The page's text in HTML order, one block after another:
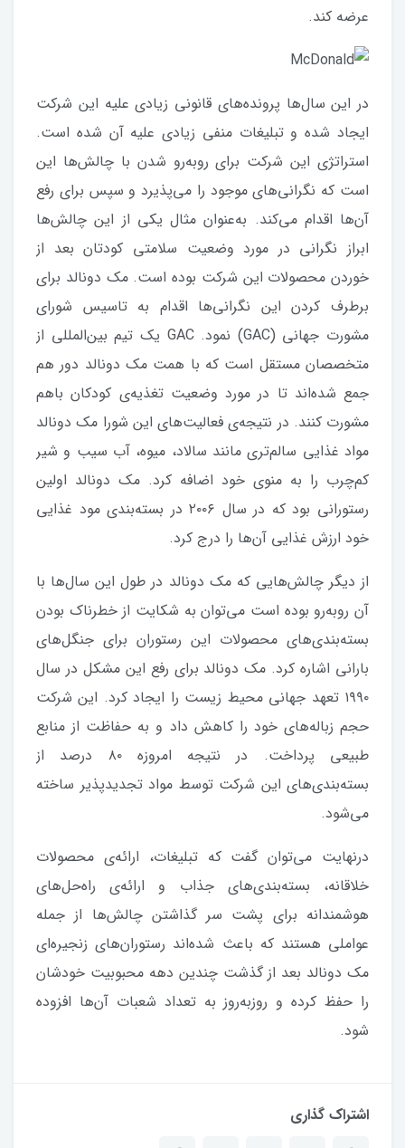
عرضه کند.
در این سال‌ها پرونده‌های قانونی زیادی علیه این شرکت
ایجاد شده و تبلیغات منفی زیادی علیه آن شده است.
استراتژی این شرکت برای روبه‌رو شدن با چالش‌ها این
است که نگرانی‌های موجود را می‌پذیرد و سپس برای رفع
آن‌ها اقدام می‌کند. به‌عنوان مثال یکی از این چالش‌ها
ابراز نگرانی در مورد وضعیت سلامتی کودتان بعد از
خوردن محصولات این شرکت بوده است. مک دونالد برای
برطرف کردن این نگرانی‌ها اقدام به تاسیس شورای
مشورت جهانی (GAC) نمود. GAC یک تیم بین‌المللی از
متخصصان مستقل است که با همت مک دونالد دور هم
جمع شده‌اند تا در مورد وضعیت تغذیه‌ی کودکان باهم
مشورت کنند. در نتیجه‌ی فعالیت‌های این شورا مک دونالد
مواد غذایی سالم‌تری مانند سالاد، میوه، آب‌ سیب و شیر
کم‌چرب را به منوی خود اضافه کرد. مک دونالد اولین
رستورانی بود که در سال ۲۰۰۶ در بسته‌بندی مود غذایی
خود ارزش غذایی آن‌ها را درج کرد.
از دیگر چالش‌هایی که مک دونالد در طول این سال‌ها با
آن روبه‌‌رو بوده است می‌توان به شکایت از خطرناک بودن
بسته‌بندی‌های محصولات این رستوران برای جنگل‌های
بارانی اشاره کرد. مک دونالد برای رفع این مشکل در سال
۱۹۹۰ تعهد جهانی محیط زیست را ایجاد کرد. این شرکت
حجم زباله‌های خود را کاهش داد و به حفاظت از منابع
طبیعی پرداخت. در نتیجه امروزه ۸۰ درصد از
بسته‌بندی‌های این شرکت توسط مواد تجدیدپذیر ساخته
می‌شود.
درنهایت می‌توان گفت که تبلیغات، ارائه‌ی محصولات
خلاقانه، بسته‌بندی‌های جذاب و ارائه‌ی راه‌حل‌های
هوشمندانه برای پشت سر گذاشتن چالش‌ها از جمله
عواملی هستند که باعث شده‌اند رستوران‌های زنجیره‌ای
مک دونالد بعد از گذشت چندین دهه محبوبیت خودشان
را حفظ کرده و روزبه‌روز به تعداد شعبات آن‌ها افزوده
شود.
اشتراک گذاری